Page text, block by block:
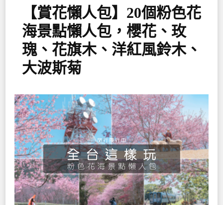
【賞花懶人包】20個粉色花
海景點懶人包，櫻花、玫
瑰、花旗木、洋紅風鈴木、
大波斯菊